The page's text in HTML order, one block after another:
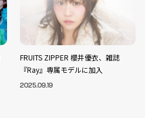
FRUITS ZIPPER 櫻井優衣、雑誌
『Ray』専属モデルに加入
2025.09.19